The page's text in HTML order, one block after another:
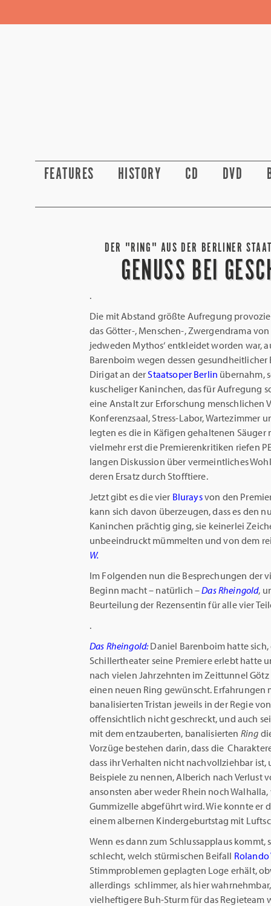
FEATURES HISTORY CD DVD
DER "RING" AUS DER BERLINER
GENUSS BEI
.
Die mit Abstand größte Aufregung
das Götter-, Menschen-, Zwergendrama
jedweden Mythos‘ entkleidet worden war,
Barenboim wegen dessen
Dirigat an derStaatsoper Berlin übernahm,
kuscheliger Kaninchen, das für Aufregung
eine Anstalt zur Erforschung menschlichen
Konferenzsaal, Stress-Labor, Wartezimmer
legten es die in Käfigen gehaltenen Säuger
vielmehr erst die Premierenkritiken riefen
langen Diskussion über vermeintliches
deren Ersatz durch Stofftiere.
Jetzt gibt es die vier Bluraysvon den
kann sich davon überzeugen, dass es den
Kaninchen prächtig ging, sie keinerlei
unbeeindruckt mümmelten und von dem
W.
Im Folgenden nun die Besprechungen der
Beginn macht – natürlich –Das Rheingold,
Beurteilung der Rezensentin für alle vier
.
Das Rheingold:Daniel Barenboim hatte
Schillertheater seine Premiere erlebt hatte
nach vielen Jahrzehnten im Zeittunnel
einen neuen Ring gewünscht.
banalisierten Tristan jeweils in der Regie
offensichtlich nicht geschreckt, und auch
mit dem entzauberten, banalisierten Ring
Vorzüge bestehen darin, dass die
dass ihr Verhalten nicht nachvollziehbar
Beispiele zu nennen, Alberich nach Verlust
ansonsten aber weder Rhein noch
Gummizelle abgeführt wird. Wie konnte er
einem albernen Kindergeburtstag mit
Wenn es dann zum Schlussapplaus
schlecht, welch stürmischen Beifall
Stimmproblemen geplagten Loge erhält,
allerdings schlimmer, als hier
vielheftigere Buh-Sturm für das Regieteam